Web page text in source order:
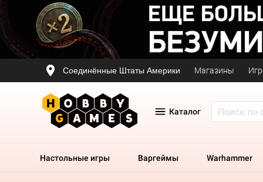
Соединённые Штаты Америки Магазины
Каталог
Настольные игры Варгеймы Warhammer